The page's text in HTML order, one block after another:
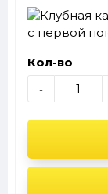
с первой
Кол-во
-